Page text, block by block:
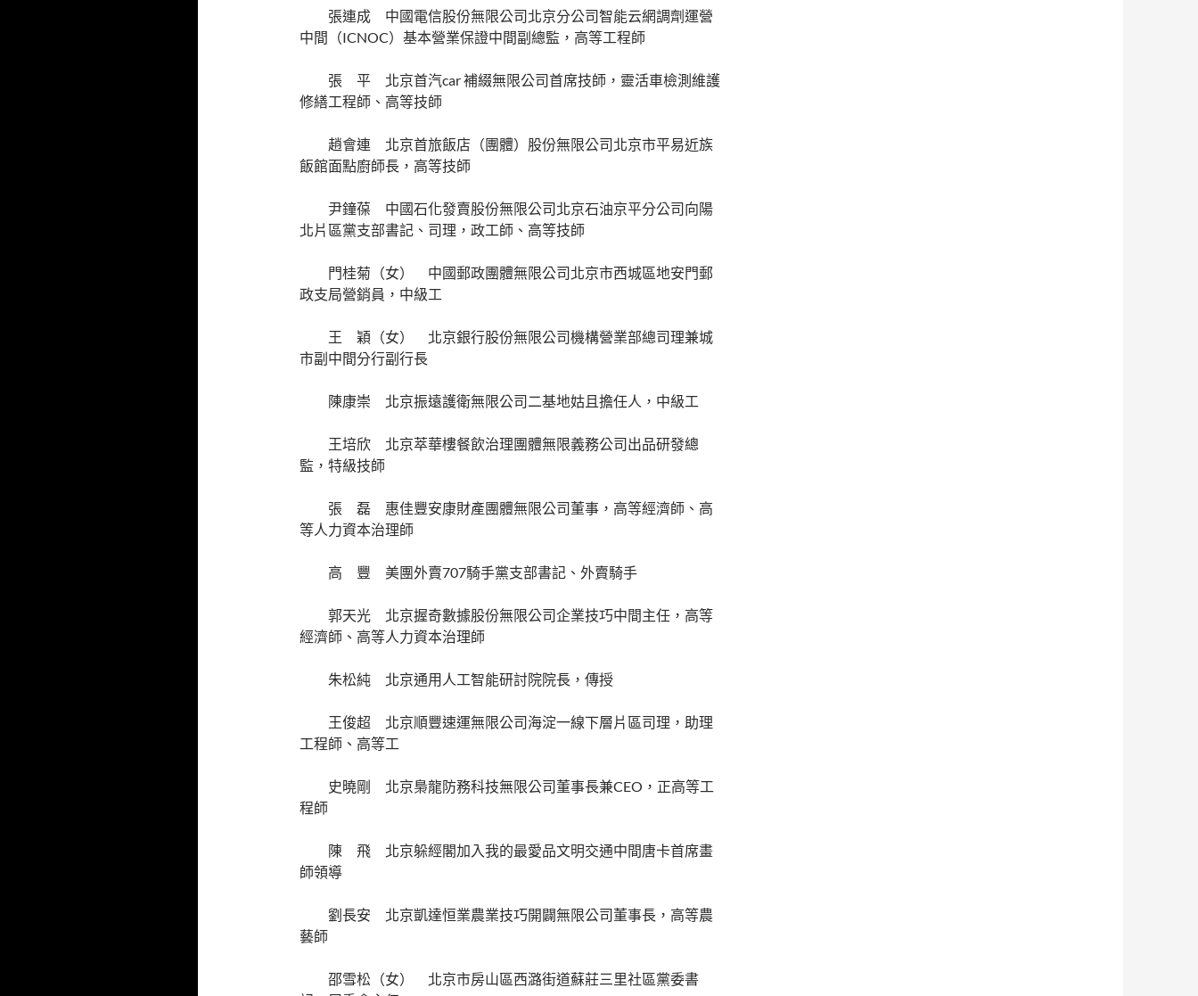
張連成 中國電信股份無限公司北京分公司智能云網調劑運營
中間（ICNOC）基本營業保證中間副總監，高等工程師
張 平 北京首汽car 補綴無限公司首席技師，靈活車檢測維護
修繕工程師、高等技師
趙會連 北京首旅飯店（團體）股份無限公司北京市平易近族
飯館面點廚師長，高等技師
尹鐘葆 中國石化發賣股份無限公司北京石油京平分公司向陽
北片區黨支部書記、司理，政工師、高等技師
門桂菊（女） 中國郵政團體無限公司北京市西城區地安門郵
政支局營銷員，中級工
王 穎（女） 北京銀行股份無限公司機構營業部總司理兼城
市副中間分行副行長
陳康崇 北京振遠護衛無限公司二基地姑且擔任人，中級工
王培欣 北京萃華樓餐飲治理團體無限義務公司出品研發總
監，特級技師
張 磊 惠佳豐安康財產團體無限公司董事，高等經濟師、高
等人力資本治理師
高 豐 美團外賣707騎手黨支部書記、外賣騎手
郭天光 北京握奇數據股份無限公司企業技巧中間主任，高等
經濟師、高等人力資本治理師
朱松純 北京通用人工智能研討院院長，傳授
王俊超 北京順豐速運無限公司海淀一線下層片區司理，助理
工程師、高等工
史曉剛 北京梟龍防務科技無限公司董事長兼CEO，正高等工
程師
陳 飛 北京躲經閣加入我的最愛品文明交通中間唐卡首席畫
師領導
劉長安 北京凱達恒業農業技巧開闢無限公司董事長，高等農
藝師
邵雪松（女） 北京市房山區西潞街道蘇莊三里社區黨委書